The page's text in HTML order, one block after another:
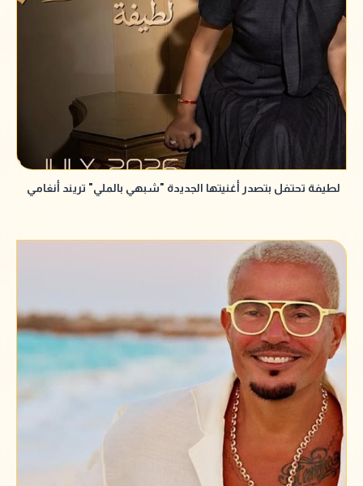
لطيفة تحتفل بتصدر أغنيتها الجديدة "شبهي بالملي" تريند أنغامي